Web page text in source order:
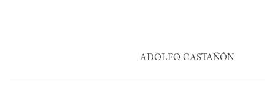
ADOLFO CASTAÑÓN